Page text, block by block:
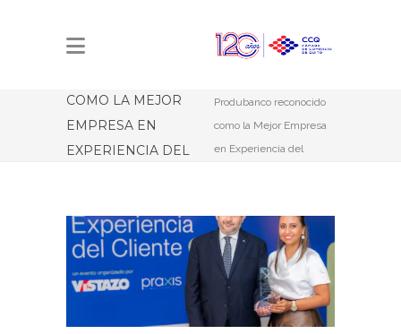
PRODUBANCO
COMO LA MEJOR
EMPRESA EN
EXPERIENCIA DEL
FINANCIERO
Estás aquí:
Inicio
Produbanco reconocido
como la Mejor Empresa
en Experiencia del